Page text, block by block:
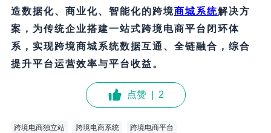
造数据化、商业化、智能化的跨境商城系统解决方
案，为传统企业搭建一站式跨境电商平台闭环体
系，实现跨境商城系统数据互通、全链融合，综合
提升平台运营效率与平台收益。
点赞 2
跨境电商独立站 跨境电商系统 跨境电商平台